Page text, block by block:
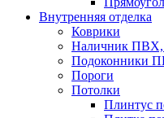
Внутренняя отделка
Коврики
Наличник
Подоконники
Пороги
Потолки
Плинтус